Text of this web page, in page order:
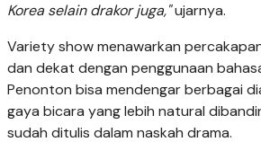
Korea selain drakor juga,"ujarnya.
Variety show menawarkan
dan dekat dengan penggunaan
Penonton bisa mendengar berbagai
gaya bicara yang lebih natural
sudah ditulis dalam naskah drama.